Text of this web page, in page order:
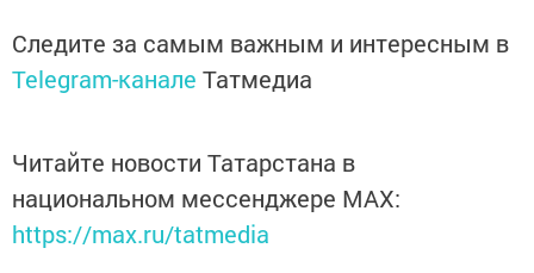
Следите за самым важным и интересным в
Telegram-канале Татмедиа
Читайте новости Татарстана в
национальном мессенджере MАХ:
https://max.ru/tatmedia